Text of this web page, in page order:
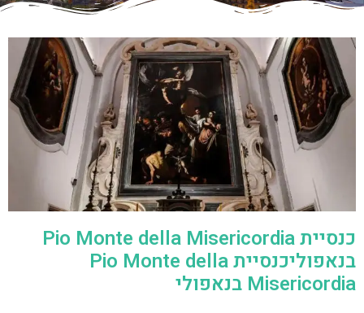
כנסיית Pio Monte della Misericordia
בנאפוליכנסיית Pio Monte della
Misericordia בנאפולי